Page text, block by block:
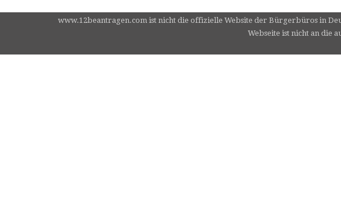
www.12beantragen.com ist nicht die offizielle Website der Bürgerbüros in
Webseite ist nicht an die